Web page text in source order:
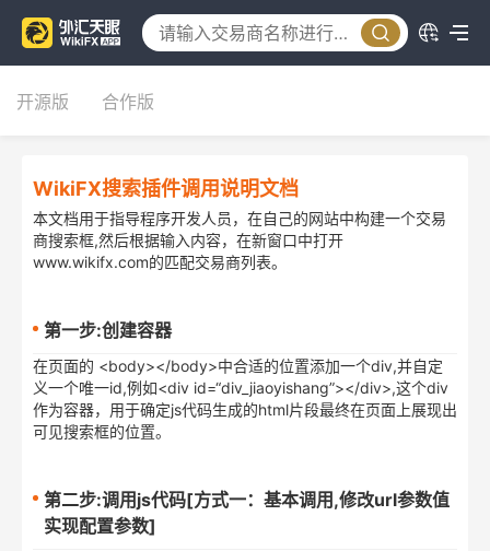
开源版 合作版
WikiFX搜索插件调用说明文档
本文档用于指导程序开发人员，在自己的网站中构建一个交易
商搜索框,然后根据输入内容，在新窗口中打开
www.wikifx.com的匹配交易商列表。
第一步:创建容器
在页面的 <body></body>中合适的位置添加一个div,并自定
义一个唯一id,例如<div id=“div_jiaoyishang”></div>,这个div
作为容器，用于确定js代码生成的html片段最终在页面上展现出
可见搜索框的位置。
第二步:调用js代码[方式一：基本调用,修改url参数值
实现配置参数]